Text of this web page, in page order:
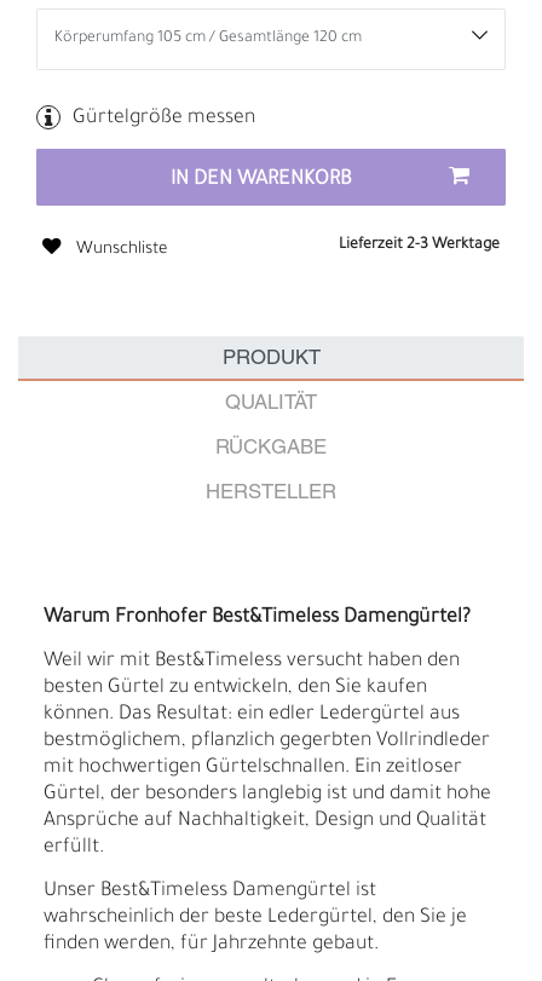
Gürtelgröße messen
IN DEN WARENKORB
Wunschliste Lieferzeit 2-3 Werktage
PRODUKT
QUALITÄT
RÜCKGABE
HERSTELLER
Warum Fronhofer Best&Timeless Damengürtel?
Weil wir mit Best&Timeless versucht haben den
besten Gürtel zu entwickeln, den Sie kaufen
können. Das Resultat: ein edler Ledergürtel aus
bestmöglichem, pflanzlich gegerbten Vollrindleder
mit hochwertigen Gürtelschnallen. Ein zeitloser
Gürtel, der besonders langlebig ist und damit hohe
Ansprüche auf Nachhaltigkeit, Design und Qualität
erfüllt.
Unser Best&Timeless Damengürtel ist
wahrscheinlich der beste Ledergürtel, den Sie je
finden werden, für Jahrzehnte gebaut.